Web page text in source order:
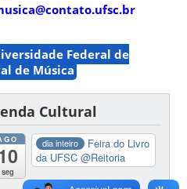
Federal de
de Música
Cultural
seg
dia inteiro
Feira do Livro
da UFSC@Reitoria